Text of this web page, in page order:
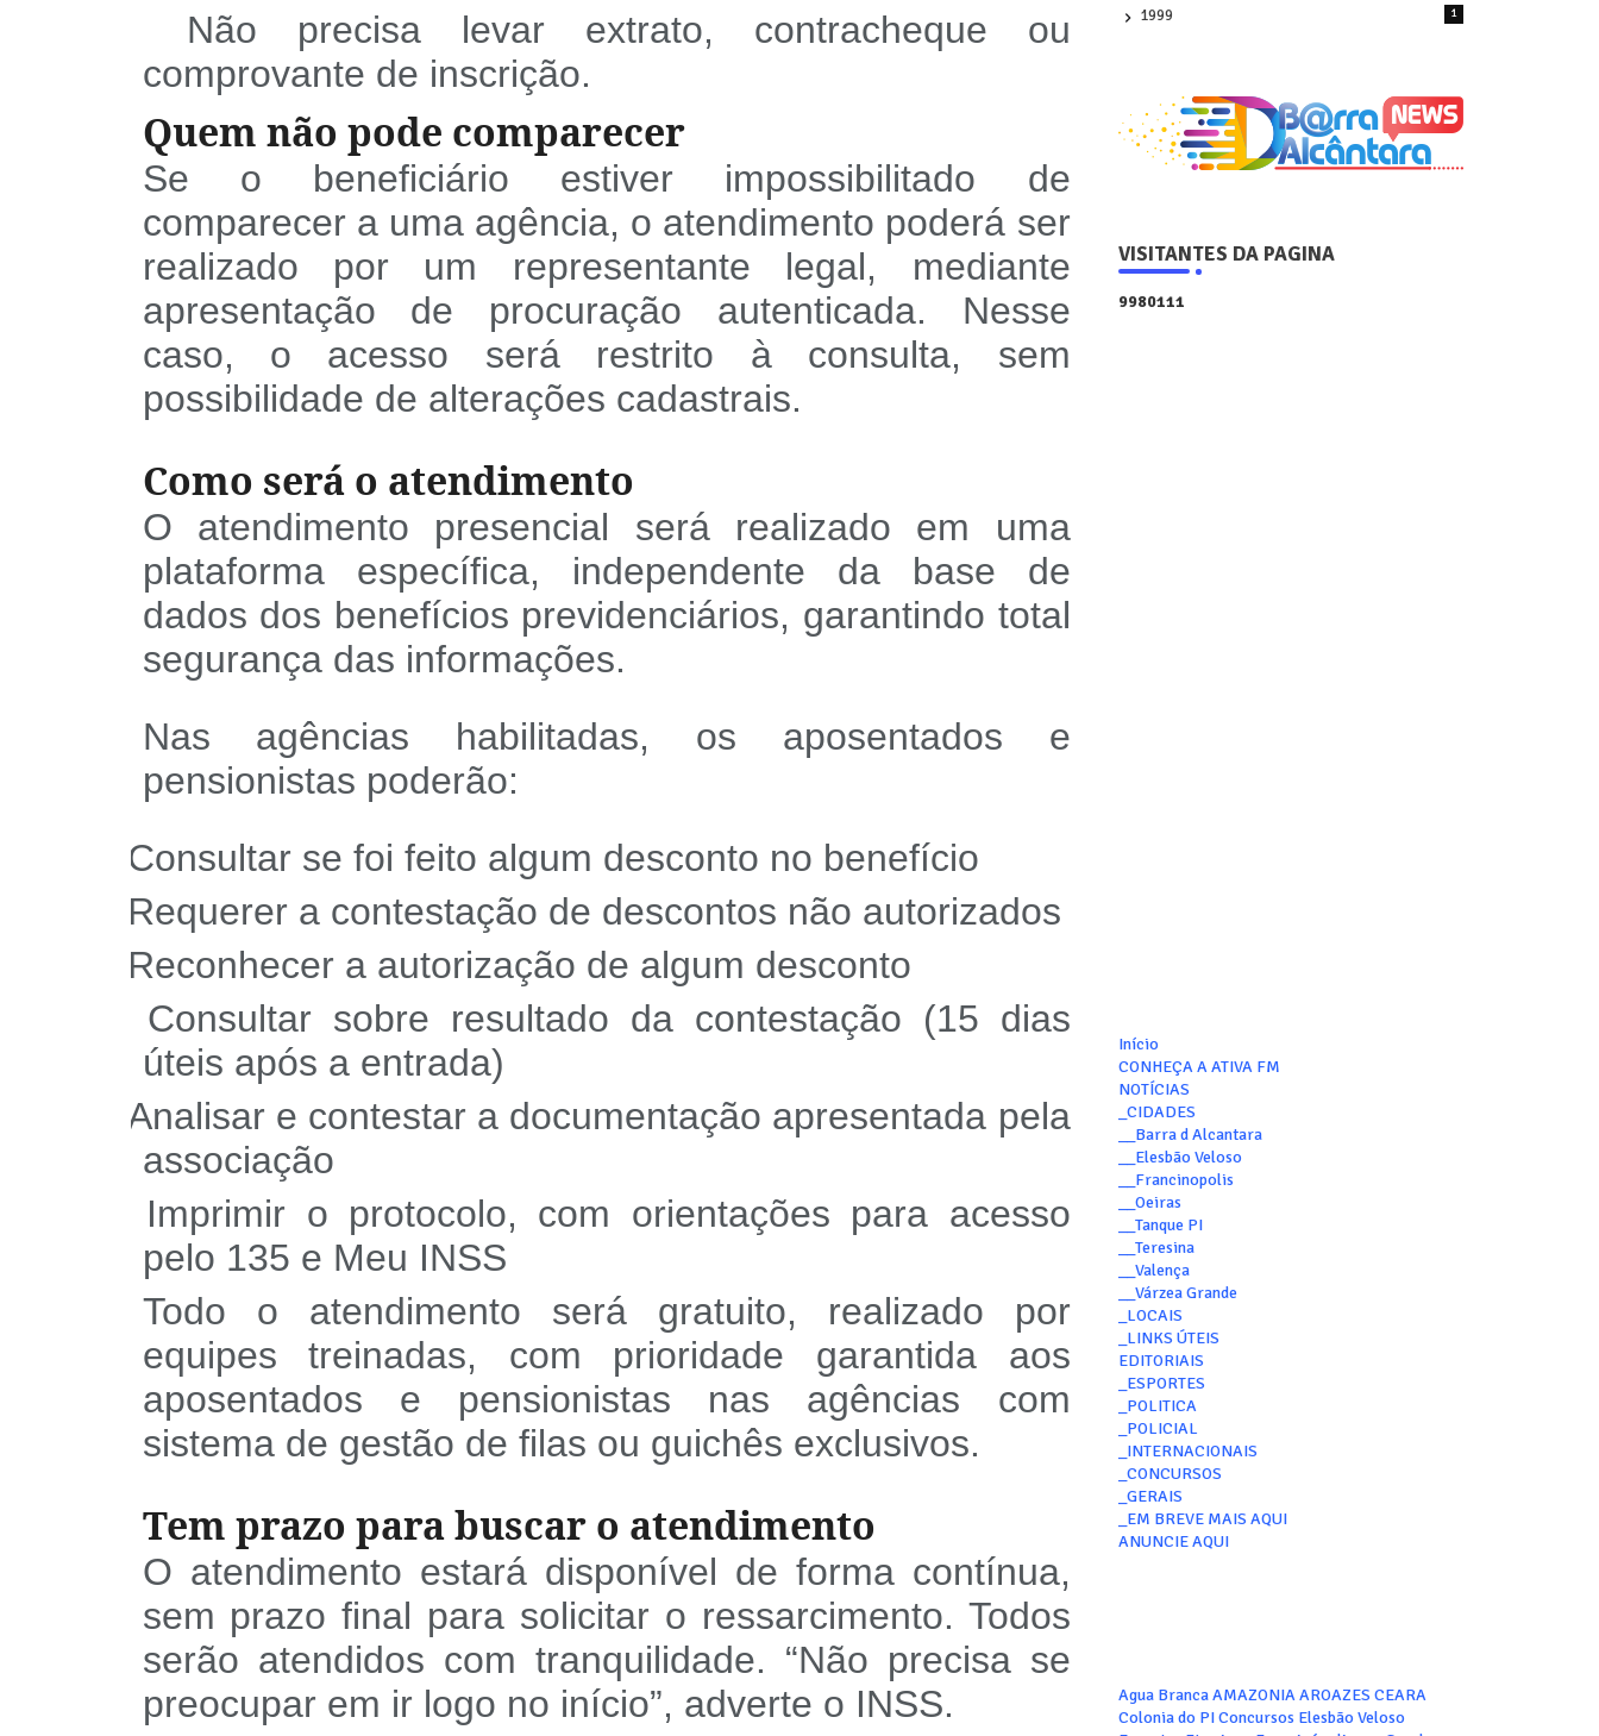
Não precisa levar extrato, contracheque ou
comprovante de inscrição.
Quem não pode comparecer
Se o beneficiário estiver impossibilitado de
comparecer a uma agência, o atendimento poderá ser
realizado por um representante legal, mediante
apresentação de procuração autenticada. Nesse
caso, o acesso será restrito à consulta, sem
possibilidade de alterações cadastrais.
Como será o atendimento
O atendimento presencial será realizado em uma
plataforma específica, independente da base de
dados dos benefícios previdenciários, garantindo total
segurança das informações.
Nas agências habilitadas, os aposentados e
pensionistas poderão:
Consultar se foi feito algum desconto no benefício
Requerer a contestação de descontos não autorizados
Reconhecer a autorização de algum desconto
Consultar sobre resultado da contestação (15 dias
úteis após a entrada)
Analisar e contestar a documentação apresentada pela
associação
Imprimir o protocolo, com orientações para acesso
pelo 135 e Meu INSS
Todo o atendimento será gratuito, realizado por
equipes treinadas, com prioridade garantida aos
aposentados e pensionistas nas agências com
sistema de gestão de filas ou guichês exclusivos.
Tem prazo para buscar o atendimento
O atendimento estará disponível de forma contínua,
sem prazo final para solicitar o ressarcimento. Todos
serão atendidos com tranquilidade. “Não precisa se
preocupar em ir logo no início”, adverte o INSS.
1999 1
VISITANTES DA PAGINA
9980111
Início
CONHEÇA A ATIVA FM
NOTÍCIAS
_CIDADES
__Barra d Alcantara
__Elesbão Veloso
__Francinopolis
__Oeiras
__Tanque PI
__Teresina
__Valença
__Várzea Grande
_LOCAIS
_LINKS ÚTEIS
EDITORIAIS
_ESPORTES
_POLITICA
_POLICIAL
_INTERNACIONAIS
_CONCURSOS
_GERAIS
_EM BREVE MAIS AQUI
ANUNCIE AQUI
Agua Branca AMAZONIA AROAZES CEARA
Colonia do PI Concursos Elesbão Veloso